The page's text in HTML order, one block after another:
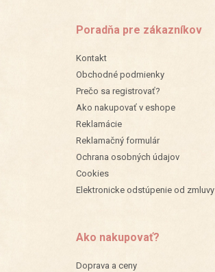
Poradňa pre zákazníkov
Kontakt
Obchodné podmienky
Prečo sa registrovať?
Ako nakupovať v eshope
Reklamácie
Reklamačný formulár
Ochrana osobných údajov
Cookies
Elektronicke odstúpenie od zmluvy
Ako nakupovať?
Doprava a ceny